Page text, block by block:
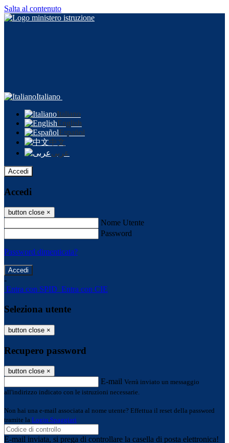
Salta al contenuto
Italiano
Italiano
English
Español
中文
عربى
Accedi
Accedi
button close ×
Nome Utente
Password
Password dimenticata?
-
Entra con SPID Entra con CIE
Seleziona utente
button close ×
Recupero password
button close ×
E-mail Verrà inviato un messaggio
all'indirizzo indicato con le istruzioni necessarie.
Non hai una e-mail associata al nome utente? Effettua il reset della password
tramite la Login Spaggiari
E-mail inviata, si prega di controllare la casella di posta elettronica!